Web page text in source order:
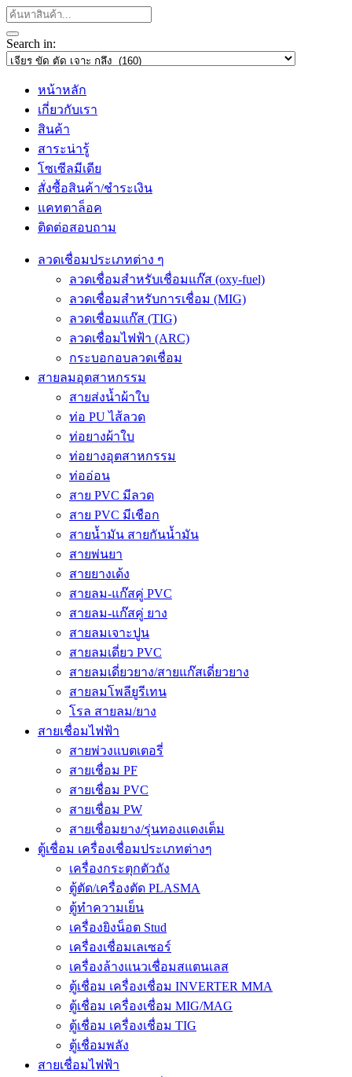
Search in:
หน้าหลัก
เกี่ยวกับเรา
สินค้า
สาระน่ารู้
โซเซีลมีเดีย
สั่งซื้อสินค้า/ชำระเงิน
แคทตาล็อค
ติดต่อสอบถาม
ลวดเชื่อมประเภทต่าง ๆ
ลวดเชื่อมสำหรับเชื่อมแก๊ส (oxy-fuel)
ลวดเชื่อมสำหรับการเชื่อม (MIG)
ลวดเชื่อมแก๊ส (TIG)
ลวดเชื่อมไฟฟ้า (ARC)
กระบอกอบลวดเชื่อม
สายลมอุตสาหกรรม
สายส่งน้ำผ้าใบ
ท่อ PU ไส้ลวด
ท่อยางผ้าใบ
ท่อยางอุตสาหกรรม
ท่ออ่อน
สาย PVC มีลวด
สาย PVC มีเชือก
สายน้ำมัน สายกันน้ำมัน
สายพ่นยา
สายยางเด้ง
สายลม-แก๊สคู่ PVC
สายลม-แก๊สคู่ ยาง
สายลมเจาะปูน
สายลมเดี่ยว PVC
สายลมเดี่ยวยาง/สายแก๊สเดี่ยวยาง
สายลมโพลียูรีเทน
โรล สายลม/ยาง
สายเชื่อมไฟฟ้า
สายพ่วงแบตเตอรี่
สายเชื่อม PF
สายเชื่อม PVC
สายเชื่อม PW
สายเชื่อมยาง/รุ่นทองแดงเต็ม
ตู้เชื่อม เครื่องเชื่อมประเภทต่างๆ
เครื่องกระตุกตัวถัง
ตู้ตัด/เครื่องตัด PLASMA
ตู้ทำความเย็น
เครื่องยิงน็อต Stud
เครื่องเชื่อมเลเซอร์
เครื่องล้างแนวเชื่อมสแตนเลส
ตู้เชื่อม เครื่องเชื่อม INVERTER MMA
ตู้เชื่อม เครื่องเชื่อม MIG/MAG
ตู้เชื่อม เครื่องเชื่อม TIG
ตู้เชื่อมพลัง
สายเชื่อมไฟฟ้า